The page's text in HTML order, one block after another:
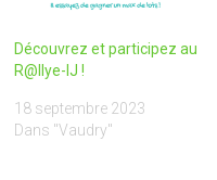
Découvrez et participez au
R@llye-IJ !
18 septembre 2023
Dans "Vaudry"